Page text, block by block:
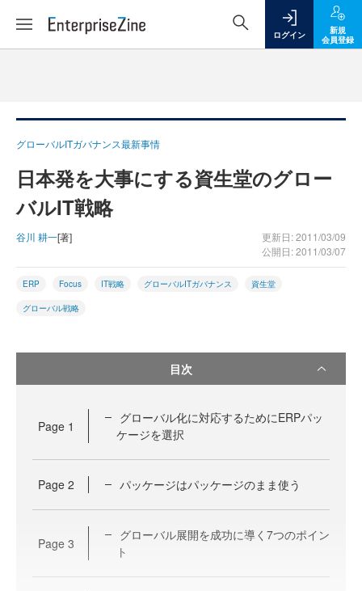
ログイン
新規
会員登録
グローバルITガバナンス最新事情
日本発を大事にする資生堂のグロー
バルIT戦略
谷川 耕一[著]
更新日: 2011/03/09
公開日: 2011/03/07
ERP Focus IT戦略 グローバルITガバナンス 資生堂
グローバル戦略
目次
Page 1
グローバル化に対応するためにERPパッ
ケージを選択
Page 2 パッケージはパッケージのまま使う
Page 3
グローバル展開を成功に導く7つのポイン
ト